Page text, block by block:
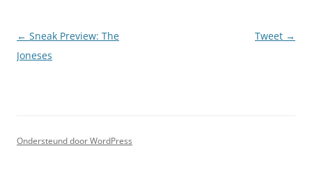
Berichtnavigatie
← Sneak Preview: The
Joneses
Tweet →
Ondersteund door WordPress